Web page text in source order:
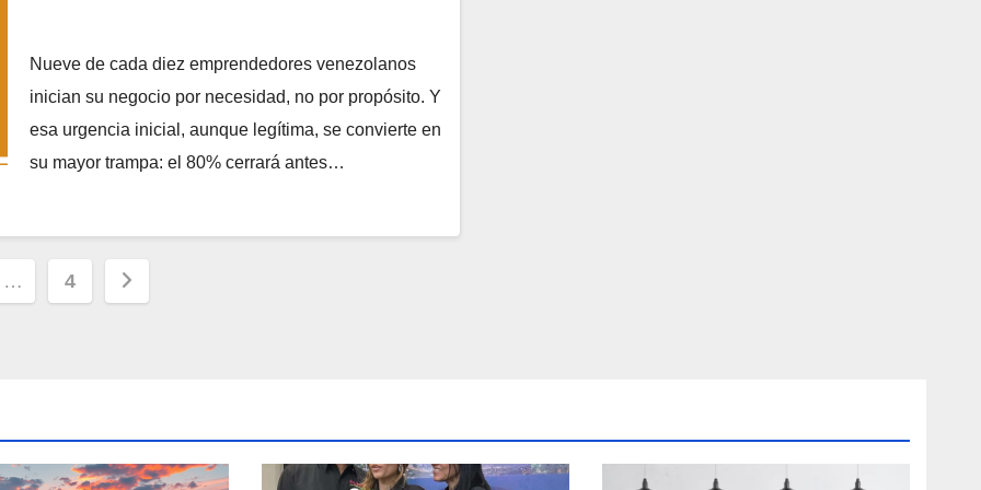
Nueve de cada diez emprendedores venezolanos
inician su negocio por necesidad, no por propósito. Y
esa urgencia inicial, aunque legítima, se convierte en
su mayor trampa: el 80% cerrará antes…
… 4